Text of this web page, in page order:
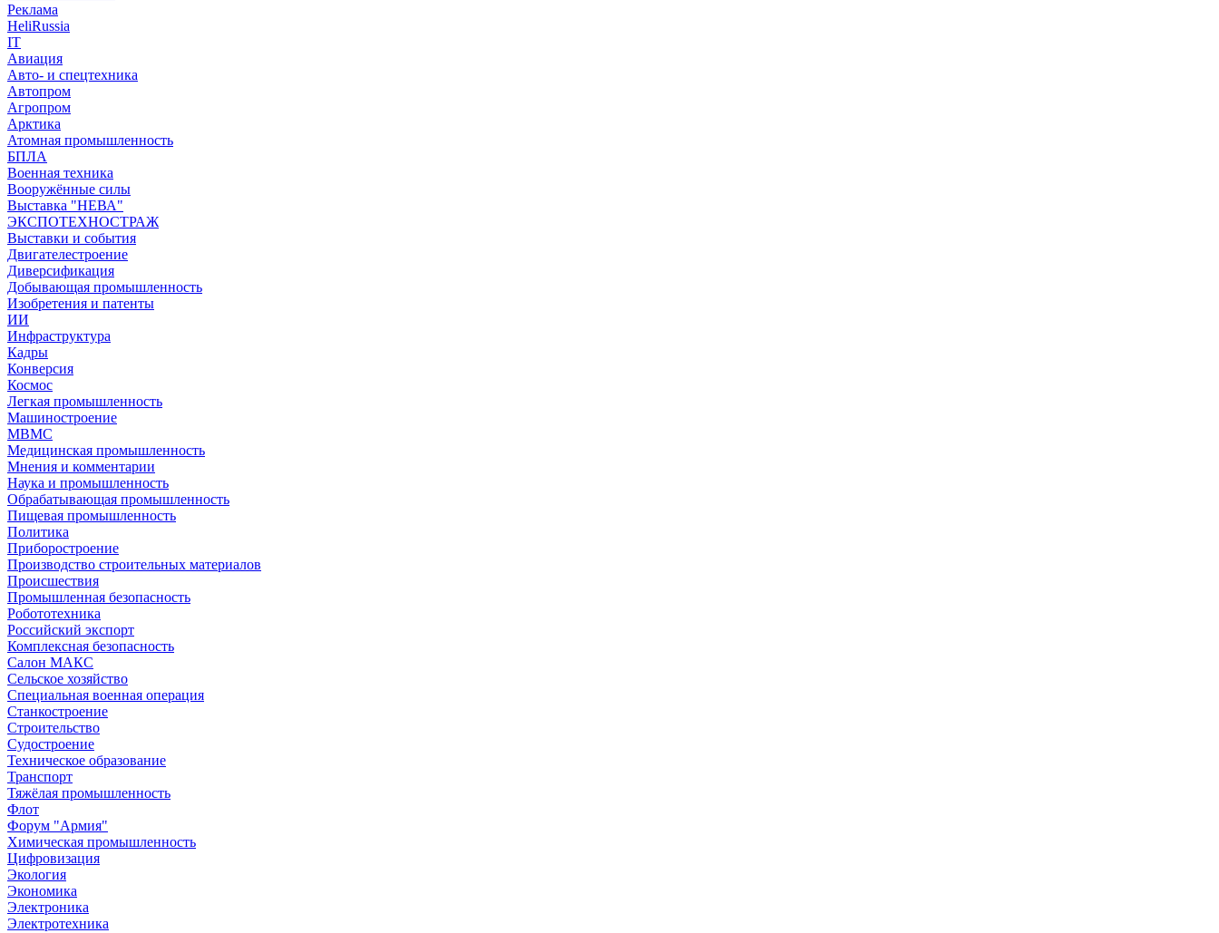
Реклама
HeliRussia
IT
Авиация
Авто- и спецтехника
Автопром
Агропром
Арктика
Атомная промышленность
БПЛА
Военная техника
Вооружённые силы
Выставка "НЕВА"
ЭКСПОТЕХНОСТРАЖ
Выставки и события
Двигателестроение
Диверсификация
Добывающая промышленность
Изобретения и патенты
ИИ
Инфраструктура
Кадры
Конверсия
Космос
Легкая промышленность
Машиностроение
МВМС
Медицинская промышленность
Мнения и комментарии
Наука и промышленность
Обрабатывающая промышленность
Пищевая промышленность
Политика
Приборостроение
Производство строительных материалов
Происшествия
Промышленная безопасность
Робототехника
Российский экспорт
Комплексная безопасность
Салон МАКС
Сельское хозяйство
Специальная военная операция
Станкостроение
Строительство
Судостроение
Техническое образование
Транспорт
Тяжёлая промышленность
Флот
Форум "Армия"
Химическая промышленность
Цифровизация
Экология
Экономика
Электроника
Электротехника